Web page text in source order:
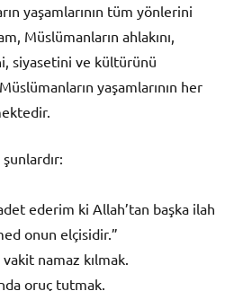
yaşamlarının tüm yönlerini
Müslümanların ahlakını,
siyasetini ve kültürünü
yaşamlarının her
şunlardır:
ederim ki Allah’tan başka ilah
onun elçisidir.”
namaz kılmak.
oruç tutmak.